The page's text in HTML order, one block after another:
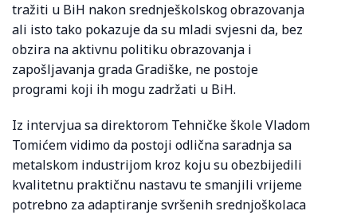
tražiti u BiH nakon srednješkolskog obrazovanja
ali isto tako pokazuje da su mladi svjesni da, bez
obzira na aktivnu politiku obrazovanja i
zapošljavanja grada Gradiške, ne postoje
programi koji ih mogu zadržati u BiH.
Iz intervjua sa direktorom Tehničke škole Vladom
Tomićem vidimo da postoji odlična saradnja sa
metalskom industrijom kroz koju su obezbijedili
kvalitetnu praktičnu nastavu te smanjili vrijeme
potrebno za adaptiranje svršenih srednjoškolaca